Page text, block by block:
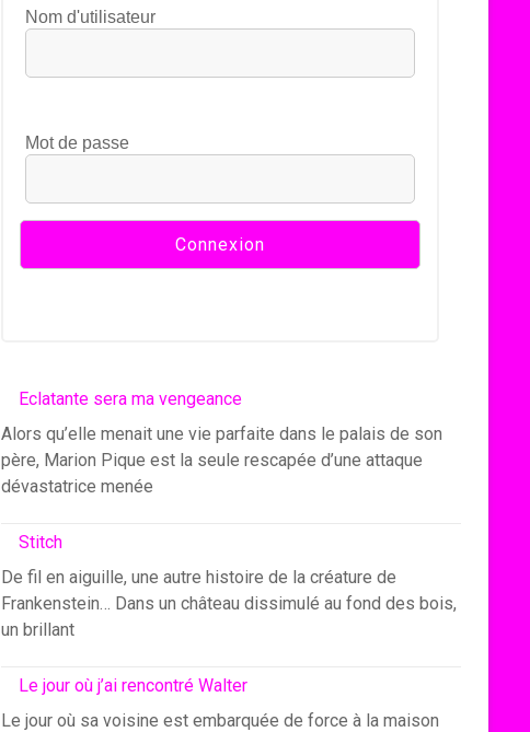
Nom d'utilisateur
Mot de passe
Eclatante sera ma vengeance
Alors qu’elle menait une vie parfaite dans le palais de son
père, Marion Pique est la seule rescapée d’une attaque
dévastatrice menée
Stitch
De fil en aiguille, une autre histoire de la créature de
Frankenstein… Dans un château dissimulé au fond des bois,
un brillant
Le jour où j’ai rencontré Walter
Le jour où sa voisine est embarquée de force à la maison